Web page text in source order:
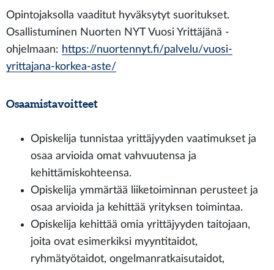
Opintojaksolla vaaditut hyväksytyt suoritukset.
Osallistuminen Nuorten NYT Vuosi Yrittäjänä -
ohjelmaan: https://nuortennyt.fi/palvelu/vuosi-
yrittajana-korkea-aste/
Osaamistavoitteet
Opiskelija tunnistaa yrittäjyyden vaatimukset ja
osaa arvioida omat vahvuutensa ja
kehittämiskohteensa.
Opiskelija ymmärtää liiketoiminnan perusteet ja
osaa arvioida ja kehittää yrityksen toimintaa.
Opiskelija kehittää omia yrittäjyyden taitojaan,
joita ovat esimerkiksi myyntitaidot,
ryhmätyötaidot, ongelmanratkaisutaidot,